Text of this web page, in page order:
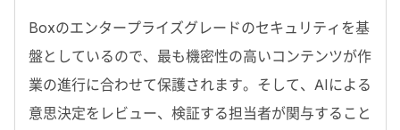
Boxのエンタープライズグレードのセキュリティを基
盤としているので、最も機密性の高いコンテンツが作
業の進行に合わせて保護されます。そして、 AI による
意思決定をレビュー、検証する担当者が関与すること